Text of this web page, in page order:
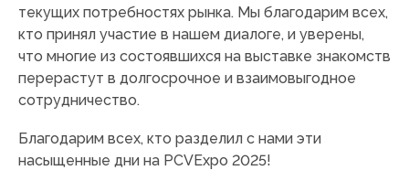
текущих потребностях рынка. Мы благодарим всех,
кто принял участие в нашем диалоге, и уверены,
что многие из состоявшихся на выставке знакомств
перерастут в долгосрочное и взаимовыгодное
сотрудничество.
Благодарим всех, кто разделил с нами эти
насыщенные дни на PCVExpo 2025!